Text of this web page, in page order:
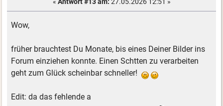
« Antwort #13 am: 27.05.2026 12:51 »
Wow,
früher brauchtest Du Monate, bis eines Deiner Bilder ins
Forum einziehen konnte. Einen Schtten zu verarbeiten
geht zum Glück scheinbar schneller!
Edit: da das fehlende a